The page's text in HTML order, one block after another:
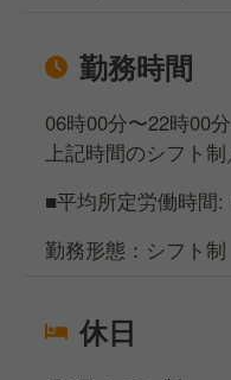
勤務時間
06時00分〜22時00分
上記時間のシフト
■平均所定労働時間
勤務形態：シフト制
休日